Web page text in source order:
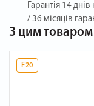
Гарантія 14 днів
/ 36 місяців
З цим
F20